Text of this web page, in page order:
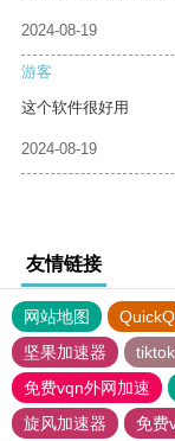
2024-08-19
游客
这个软件很好用
2024-08-19
友情链接
网站地图 QuickQ
坚果加速器
免费vqn外网加速
旋风加速器
免费